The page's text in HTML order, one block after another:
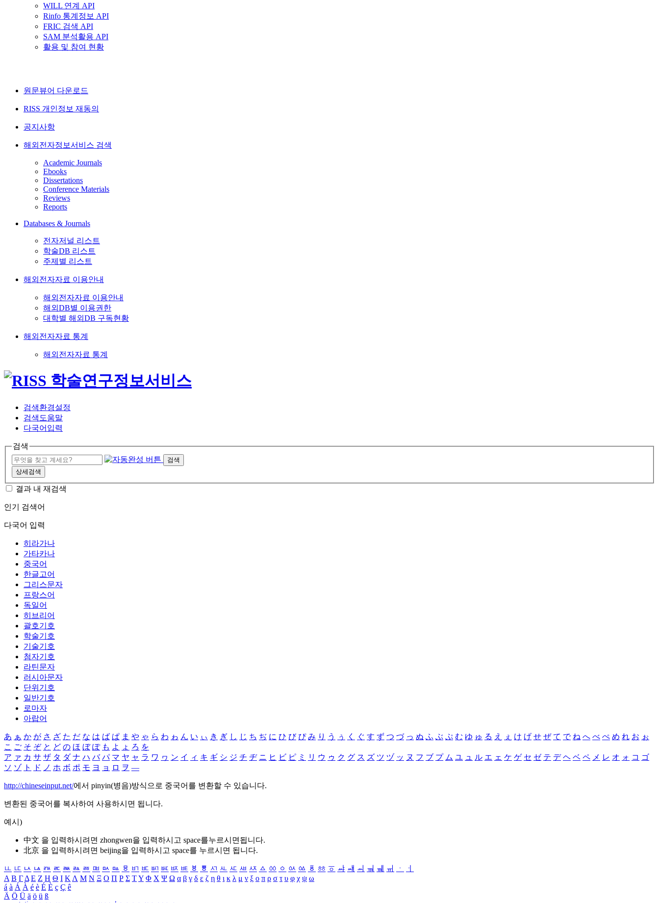
WILL 연계 API
Rinfo 통계정보 API
FRIC 검색 API
SAM 분석활용 API
활용 및 참여 현황
원문뷰어 다운로드
RISS 개인정보 재동의
공지사항
해외전자정보서비스 검색
Academic Journals
Ebooks
Dissertations
Conference Materials
Reviews
Reports
Databases & Journals
전자저널 리스트
학술DB 리스트
주제별 리스트
해외전자자료 이용안내
해외전자자료 이용안내
해외DB별 이용권한
대학별 해외DB 구독현황
해외전자자료 통계
해외전자자료 통계
검색환경설정
검색도움말
다국어입력
검색
검색
상세검색
결과 내 재검색
인기 검색어
다국어 입력
히라가나
가타카나
중국어
한글고어
그리스문자
프랑스어
독일어
히브리어
괄호기호
학술기호
기술기호
첨자기호
라틴문자
러시아문자
단위기호
일반기호
로마자
아랍어
あ ぁ か が さ ざ た だ な は ば ぱ ま や ゃ ら わ ゎ ん い ぃ き ぎ し じ ち ぢ に ひ び ぴ み り う ぅ く ぐ す ず つ づ っ ぬ ふ ぶ ぷ む ゆ ゅ る え ぇ け げ せ ぜ て で ね へ べ ぺ め れ お ぉ
こ ご そ ぞ と ど の ほ ぼ ぽ も よ ょ ろ を
ア ァ カ サ ザ タ ダ ナ ハ バ パ マ ヤ ャ ラ ワ ヮ ン イ ィ キ ギ シ ジ チ ヂ ニ ヒ ビ ピ ミ リ ウ ゥ ク グ ス ズ ツ ヅ ッ ヌ フ ブ プ ム ユ ュ ル エ ェ ケ ゲ セ ゼ テ デ ヘ ベ ペ メ レ オ ォ コ ゴ
ソ ゾ ト ド ノ ホ ボ ポ モ ヨ ョ ロ ヲ ―
http://chineseinput.net/에서 pinyin(병음)방식으로 중국어를 변환할 수 있습니다.
변환된 중국어를 복사하여 사용하시면 됩니다.
예시)
中文 을 입력하시려면 zhongwen을 입력하시고 space를누르시면됩니다.
北京 을 입력하시려면 beijing을 입력하시고 space를 누르시면 됩니다.
ㅥ ㅦ ㅧ ㅨ ㅩ ㅪ ㅫ ㅬ ㅭ ㅮ ㅯ ㅰ ㅱ ㅲ ㅳ ㅴ ㅵ ㅶ ㅷ ㅸ ㅹ ㅺ ㅻ ㅼ ㅽ ㅾ ㅿ ㆀ ㆁ ㆂ ㆃ ㆄ ㆅ ㆆ ㆇ ㆈ ㆉ ㆊ ㆋ ㆌ ㆍ
ㆎ
Α Β ΓΔ Ε Ζ Η Θ Ι ΚΛ Μ Ν Ξ Ο Π Ρ Σ ΤΥ Φ Χ Ψ Ω α β γ δ ε ζ η θ ι κ λ μ ν ξ ο π ρ σ τ υ φ χ ψ ω
á à Á À é è É È ç Ç ê
Ä Ö Ü ä ö ü ß